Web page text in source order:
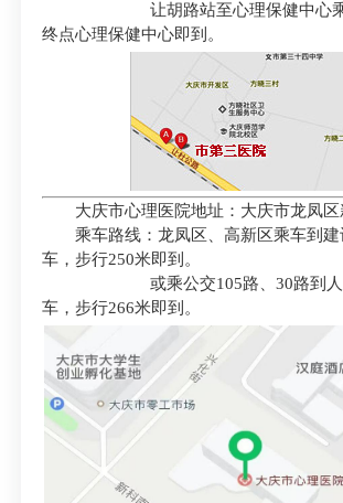
让胡路站至心理保健中心乘
终点心理保健中心即到。
大庆市心理医院地址：大庆市龙凤
乘车路线：龙凤区、高新区乘车到
车，步行250米即到。
或乘公交105路、30路到人
车，步行266米即到。